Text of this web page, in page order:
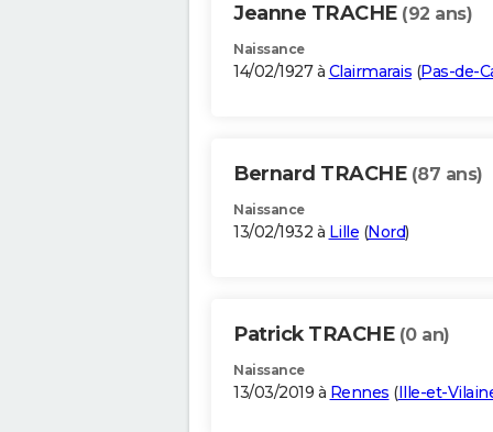
Jeanne TRACHE (92 ans)
Naissance
14/02/1927 à Clairmarais (Pas-de-
Bernard TRACHE (87 ans)
Naissance
13/02/1932 à Lille (Nord)
Patrick TRACHE (0 an)
Naissance
13/03/2019 à Rennes (Ille-et-